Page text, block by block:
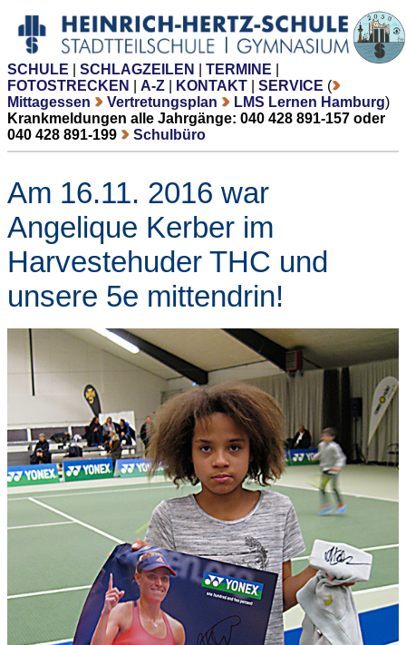
SCHULE SCHLAGZEILEN TERMINE
FOTOSTRECKEN
A-Z KONTAKT SERVICE (
Mittagessen
Vertretungsplan LMS Lernen Hamburg)
Krankmeldungen alle Jahrgänge: 040 428 891-157 oder
040 428 891-199
Schulbüro
Am 16.11. 2016 war
Angelique Kerber im
Harvestehuder THC und
unsere 5e mittendrin!